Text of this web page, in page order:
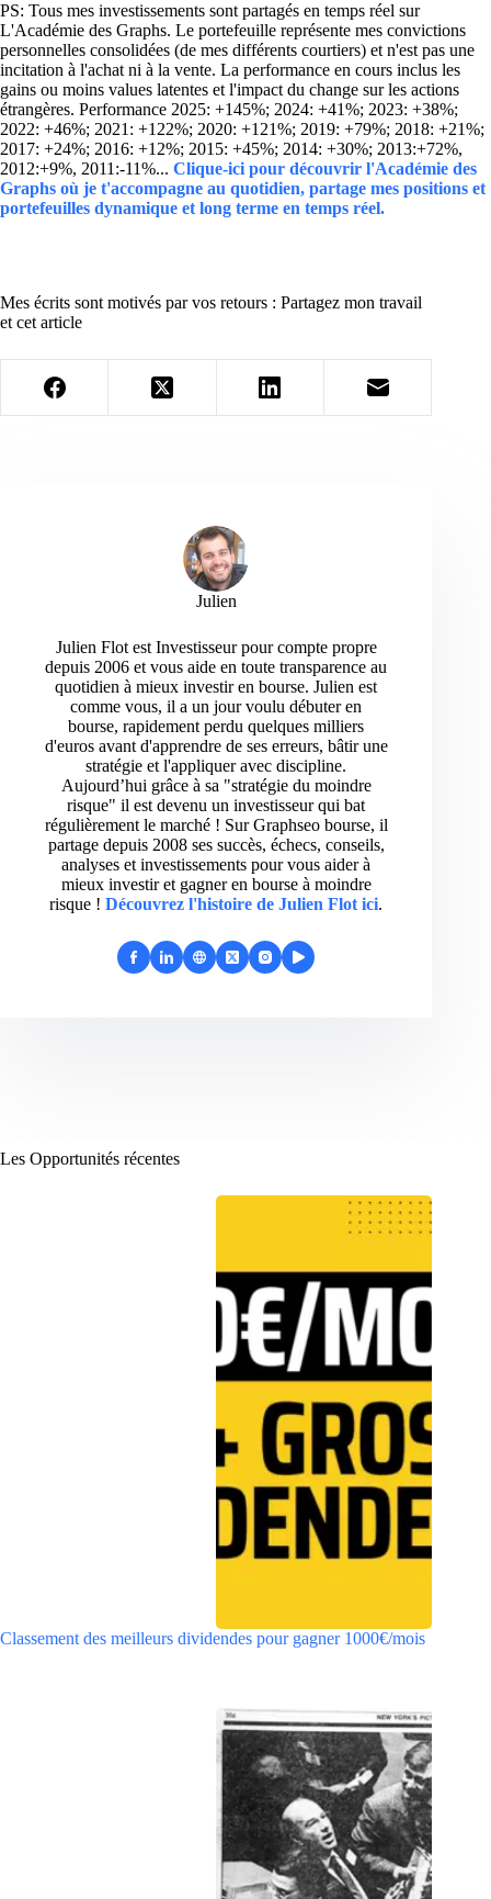
PS: Tous mes investissements sont partagés en temps réel sur
L'Académie des Graphs. Le portefeuille représente mes convictions
personnelles consolidées (de mes différents courtiers) et n'est pas une
incitation à l'achat ni à la vente. La performance en cours inclus les
gains ou moins values latentes et l'impact du change sur les actions
étrangères. Performance 2025: +145%; 2024: +41%; 2023: +38%;
2022: +46%; 2021: +122%; 2020: +121%; 2019: +79%; 2018: +21%;
2017: +24%; 2016: +12%; 2015: +45%; 2014: +30%; 2013:+72%,
2012:+9%, 2011:-11%... Clique-ici pour découvrir l'Académie des
Graphs où je t'accompagne au quotidien, partage mes positions et
portefeuilles dynamique et long terme en temps réel.
Mes écrits sont motivés par vos retours : Partagez mon travail
et cet article
Julien
Julien Flot est Investisseur pour compte propre
depuis 2006 et vous aide en toute transparence au
quotidien à mieux investir en bourse. Julien est
comme vous, il a un jour voulu débuter en
bourse, rapidement perdu quelques milliers
d'euros avant d'apprendre de ses erreurs, bâtir une
stratégie et l'appliquer avec discipline.
Aujourd’hui grâce à sa "stratégie du moindre
risque" il est devenu un investisseur qui bat
régulièrement le marché ! Sur Graphseo bourse, il
partage depuis 2008 ses succès, échecs, conseils,
analyses et investissements pour vous aider à
mieux investir et gagner en bourse à moindre
risque ! Découvrez l'histoire de Julien Flot ici.
Les Opportunités récentes
Classement des meilleurs dividendes pour gagner 1000€/mois